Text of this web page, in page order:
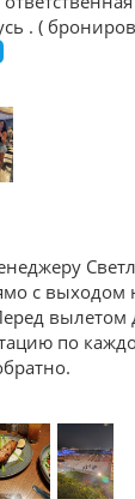
. (
с выходом
вылетом
по